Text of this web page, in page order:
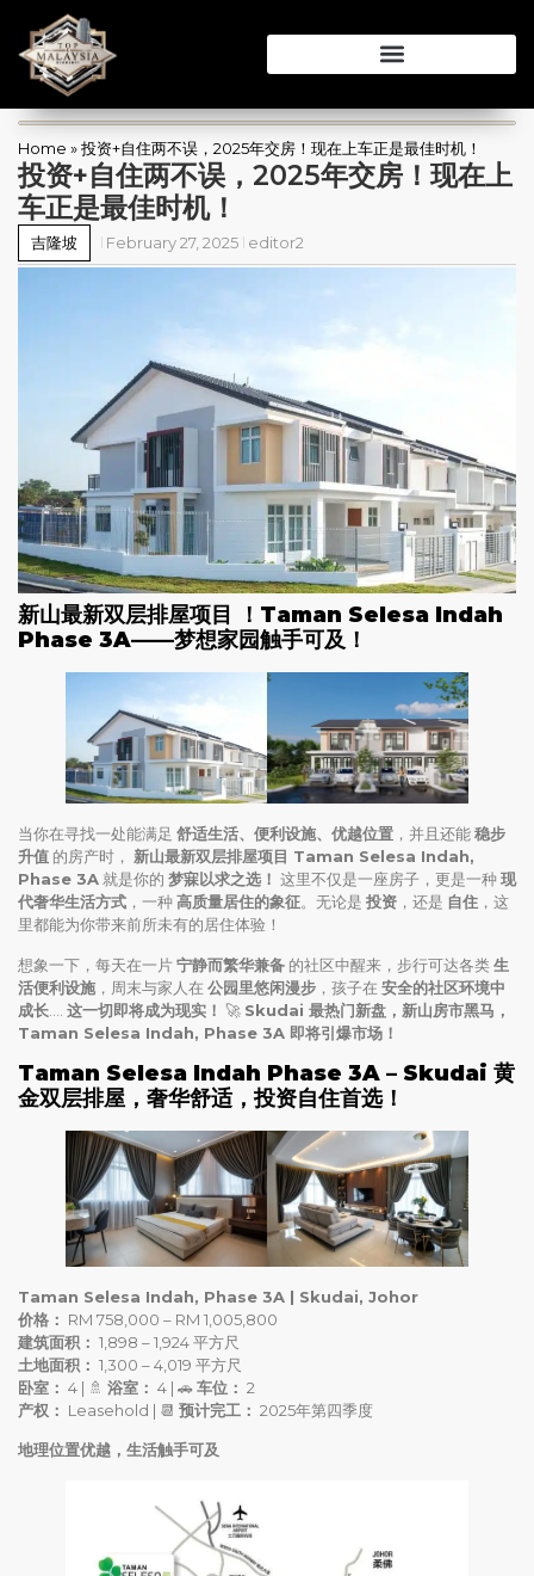
Home »投资+自住两不误，2025年交房！现在上车正是最佳时机！
投资+自住两不误，2025年交房！现在上
车正是最佳时机！
吉隆坡 February 27, 2025 editor2
新山最新双层排屋项目 ！Taman Selesa Indah
Phase 3A——梦想家园触手可及！
当你在寻找一处能满足 舒适生活、便利设施、优越位置 ，并且还能稳步
升值 的房产时， 新山最新双层排屋项目 Taman Selesa Indah,
Phase 3A就是你的 梦寐以求之选！ 这里不仅是一座房子，更是一种现
代奢华生活方式 ，一种高质量居住的象征。无论是 投资 ，还是 自住 ，这
里都能为你带来前所未有的居住体验！
想象一下，每天在一片宁静而繁华兼备 的社区中醒来，步行可达各类生
活便利设施 ，周末与家人在 公园里悠闲漫步 ，孩子在 安全的社区环境中
成长
这一切即将成为现实！ 🚀 Skudai 最热门新盘，新山房市黑马，
Taman Selesa Indah, Phase 3A 即将引爆市场！
Taman Selesa Indah Phase 3A – Skudai 黄
金双层排屋，奢华舒适，投资自住首选！
Taman Selesa Indah, Phase 3A | Skudai, Johor
价格： RM 758,000 – RM 1,005,800
建筑面积： 1,898 – 1,924 平方尺
土地面积： 1,300 – 4,019 平方尺
卧室： 4 | 🚿 浴室： 4 | 🚗车位： 2
产权： Leasehold | 📆 预计完工： 2025年第四季度
地理位置优越，生活触手可及